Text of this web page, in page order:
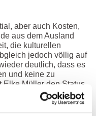
aber auch Kosten,
aus dem Ausland
die kulturellen
jedoch völlig auf
deutlich, dass es
und keine zu
Elke Müller den Status